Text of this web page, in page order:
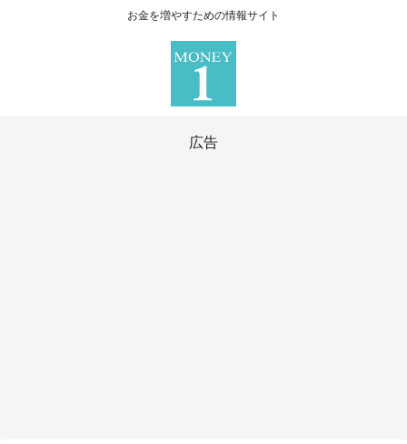
お金を増やすための情報サイト
広告